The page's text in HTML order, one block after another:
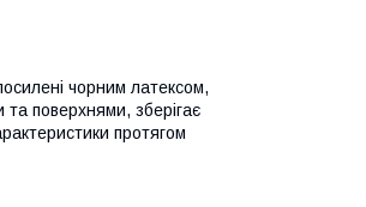
чорним латексом,
поверхнями, зберігає
протягом